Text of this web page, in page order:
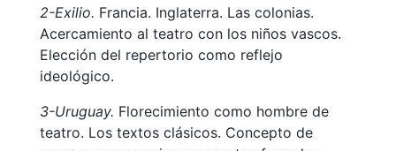
2-Exilio. Francia. Inglaterra. Las colonias.
Acercamiento al teatro con los niños vascos.
Elección del repertorio como reflejo
ideológico.
3-Uruguay. Florecimiento como hombre de
teatro. Los textos clásicos. Concepto de